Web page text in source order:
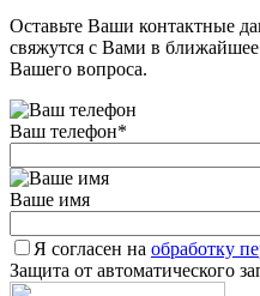
Оставьте Ваши контактные
свяжутся с Вами в
Вашего вопроса.
Ваш телефон*
Ваше имя
Я согласен на обработку
Защита от автоматического